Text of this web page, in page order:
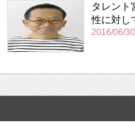
タレント
性に対し
2016/06/